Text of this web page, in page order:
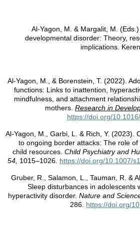
Al-Yagon, M. & Margalit, M.
developmental disorder: Theory,
implications.
Al-Yagon, M., & Borenstein, T. (2022).
functions: Links to inattention,
mindfulness, and attachment
mothers. Research in
https://doi.org/
Al-Yagon, M., Garbi, L. & Rich, Y. (2023).
to ongoing border attacks: The role of
child resources. Child Psychiatry and
54, 1015–1026 https://doi.org/10.1007/
Gruber, R., Salamon, L., Tauman, R. &
Sleep disturbances in adolescents
hyperactivity disorder. Nature and
286. https://doi.org/